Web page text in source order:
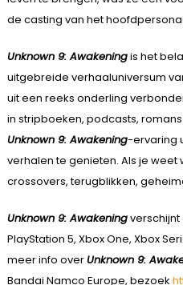
de casting van het
Unknown 9: Awakeningis het
uitgebreide verhaaluniversum
uit een reeks onderling
in stripboeken, podcasts,
Unknown 9: Awakening-ervaring
verhalen te genieten. Als je
crossovers, terugblikken,
Unknown 9: Awakeningverschijnt
PlayStation 5, Xbox One, Xbox
meer info overUnknown 9:
Bandai Namco Europe, bezoek